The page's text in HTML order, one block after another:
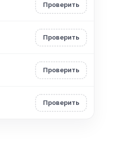
Проверить
Проверить
Проверить
Проверить